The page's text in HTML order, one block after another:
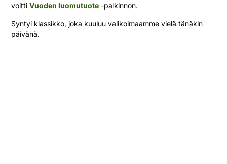
voittiVuoden luomutuote -palkinnon.
Syntyi klassikko, joka kuuluu valikoimaamme vielä tänäkin
päivänä.